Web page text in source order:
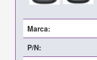
Marca:
P/N: